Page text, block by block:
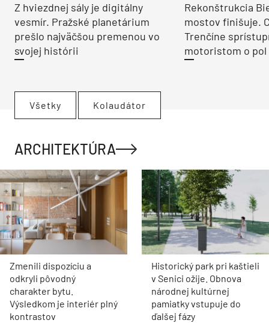
Z hviezdnej sály je digitálny
vesmír. Pražské planetárium
prešlo najväčšou premenou vo
svojej histórii
Rekonštrukcia
mostov finišuje.
Trenčíne
motoristom o pol
Všetky Kolaudátor
ARCHITEKTÚRA
Zmenili dispozíciu a
odkryli pôvodný
charakter bytu.
Výsledkom je interiér plný
kontrastov
Historický park pri kaštieli
v Senici ožije. Obnova
národnej kultúrnej
pamiatky vstupuje do
ďalšej fázy